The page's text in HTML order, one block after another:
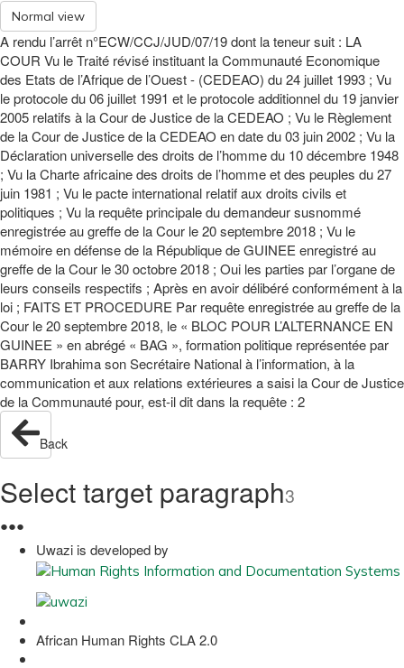
Normal view
A rendu l’arrêt n°ECW/CCJ/JUD/07/19 dont la teneur suit : LA
COUR Vu le Traité révisé instituant la Communauté Economique
des Etats de l’Afrique de l’Ouest - (CEDEAO) du 24 juillet 1993 ; Vu
le protocole du 06 juillet 1991 et le protocole additionnel du 19 janvier
2005 relatifs à la Cour de Justice de la CEDEAO ; Vu le Règlement
de la Cour de Justice de la CEDEAO en date du 03 juin 2002 ; Vu la
Déclaration universelle des droits de l’homme du 10 décembre 1948
; Vu la Charte africaine des droits de l’homme et des peuples du 27
juin 1981 ; Vu le pacte international relatif aux droits civils et
politiques ; Vu la requête principale du demandeur susnommé
enregistrée au greffe de la Cour le 20 septembre 2018 ; Vu le
mémoire en défense de la République de GUINEE enregistré au
greffe de la Cour le 30 octobre 2018 ; Oui les parties par l’organe de
leurs conseils respectifs ; Après en avoir délibéré conformément à la
loi ; FAITS ET PROCEDURE Par requête enregistrée au greffe de la
Cour le 20 septembre 2018, le « BLOC POUR L’ALTERNANCE EN
GUINEE » en abrégé « BAG », formation politique représentée par
BARRY Ibrahima son Secrétaire National à l’information, à la
communication et aux relations extérieures a saisi la Cour de Justice
de la Communauté pour, est-il dit dans la requête : 2
Back
Select target paragraph3
●●●
Uwazi is developed by
African Human Rights CLA 2.0